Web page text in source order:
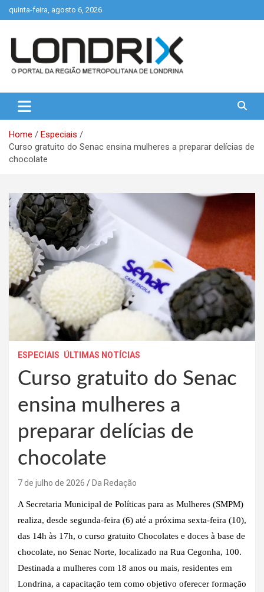
to
quinta-feira, agosto 6, 2026
Londrix
Home
Especiais
Curso gratuito do Senac ensina mulheres a preparar delícias de
chocolate
ESPECIAIS ÚLTIMAS NOTÍCIAS
Curso gratuito do Senac
ensina mulheres a
preparar delícias de
chocolate
7 de julho de 2026 Da Redação
A Secretaria Municipal de Políticas para as Mulheres (SMPM)
realiza, desde segunda-feira (6) até a próxima sexta-feira (10),
das 14h às 17h, o curso gratuito Chocolates e doces à base de
chocolate, no Senac Norte, localizado na Rua Cegonha, 100.
Destinada a mulheres com 18 anos ou mais, residentes em
Londrina, a capacitação tem como objetivo oferecer formação